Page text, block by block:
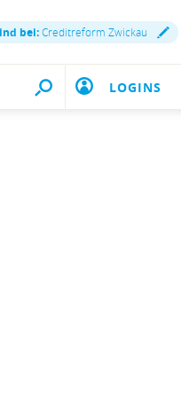
bei:Creditreform Zwickau
LOGINS